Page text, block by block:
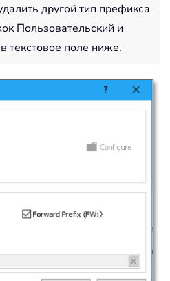
другой тип префикса
Пользовательский и
текстовое поле ниже.